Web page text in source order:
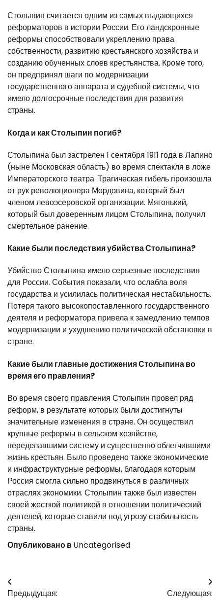
Столыпин считается одним из самых выдающихся
реформаторов в истории России. Его ландскронные
реформы способствовали укреплению права
собственности, развитию крестьянского хозяйства и
созданию обученных слоев крестьянства. Кроме того,
он предпринял шаги по модернизации
государственного аппарата и судебной системы, что
имело долгосрочные последствия для развития
страны.
Когда и как Столыпин погиб?
Столыпина был застрелен 1 сентября 1911 года в Лапино
(ныне Московская область) во время спектакля в ложе
Императорского театра. Трагическая гибель произошла
от рук революционера Мордовина, который был
членом левоэсеровской организации. Мягонький,
который был доверенным лицом Столыпина, получил
смертельное ранение.
Какие были последствия убийства Столыпина?
Убийство Столыпина имело серьезные последствия
для России. События показали, что ослабла воля
государства и усилилась политическая нестабильность.
Потеря такого высокопоставленного государственного
деятеля и реформатора привела к замедлению темпов
модернизации и ухудшению политической обстановки в
стране.
Какие были главные достижения Столыпина во
время его правления?
Во время своего правления Столыпин провел ряд
реформ, в результате которых были достигнуты
значительные изменения в стране. Он осуществил
крупные реформы в сельском хозяйстве,
переделавшими систему и существенно облегчившими
жизнь крестьян. Было проведено также экономические
и инфраструктурные реформы, благодаря которым
Россия смогла сильно продвинуться в различных
отраслях экономики. Столыпин также был известен
своей жесткой политикой в отношении политический
деятелей, которые ставили под угрозу стабильность
страны.
Опубликовано вUncategorised
Навигация
Предыдущая:
Следующая: